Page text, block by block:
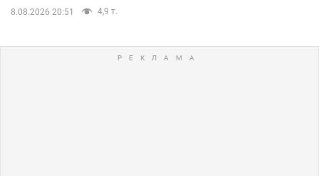
8.08.2026 20:51 4,9 т.